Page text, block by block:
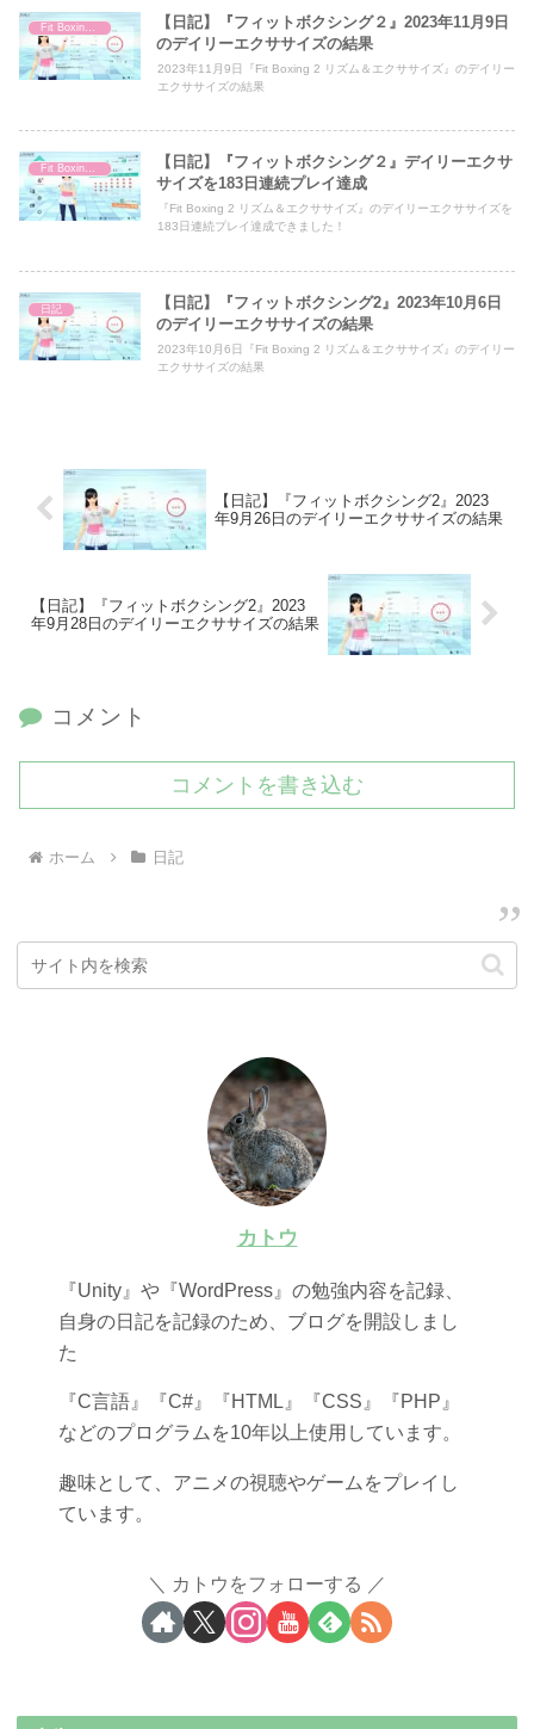
【日記】『フィットボクシング２』2023年11月9日
のデイリーエクササイズの結果
2023年11月9日『Fit Boxing 2 リズム＆エクササイズ』のデイリー
エクササイズの結果
【日記】『フィットボクシング２』デイリーエクサ
サイズを183日連続プレイ達成
『Fit Boxing 2 リズム＆エクササイズ』のデイリーエクササイズを
183日連続プレイ達成できました！
日記
【日記】『フィットボクシング2』2023年10月6日
のデイリーエクササイズの結果
2023年10月6日『Fit Boxing 2 リズム＆エクササイズ』のデイリー
エクササイズの結果
【日記】『フィットボクシング2』2023
年9月26日のデイリーエクササイズの結果
【日記】『フィットボクシング2』2023
年9月28日のデイリーエクササイズの結果
コメント
コメントを書き込む
ホーム 日記
カトウ
『Unity』や『WordPress』の勉強内容を記録、
自身の日記を記録のため、ブログを開設しまし
た
『C言語』『C#』『HTML』『CSS』『PHP』
などのプログラムを10年以上使用しています。
趣味として、アニメの視聴やゲームをプレイし
ています。
カトウをフォローする